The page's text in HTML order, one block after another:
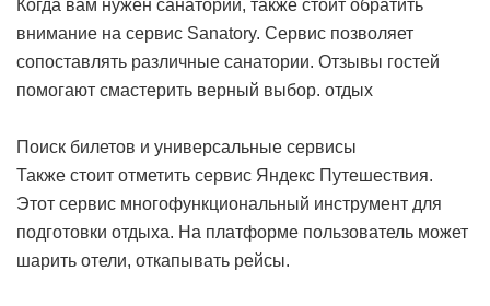
Когда вам нужен санаторий, также стоит обратить
внимание на сервис Sanatory. Сервис позволяет
сопоставлять различные санатории. Отзывы гостей
помогают смастерить верный выбор. отдых
Поиск билетов и универсальные сервисы
Также стоит отметить сервис Яндекс Путешествия.
Этот сервис многофункциональный инструмент для
подготовки отдыха. На платформе пользователь может
шарить отели, откапывать рейсы.